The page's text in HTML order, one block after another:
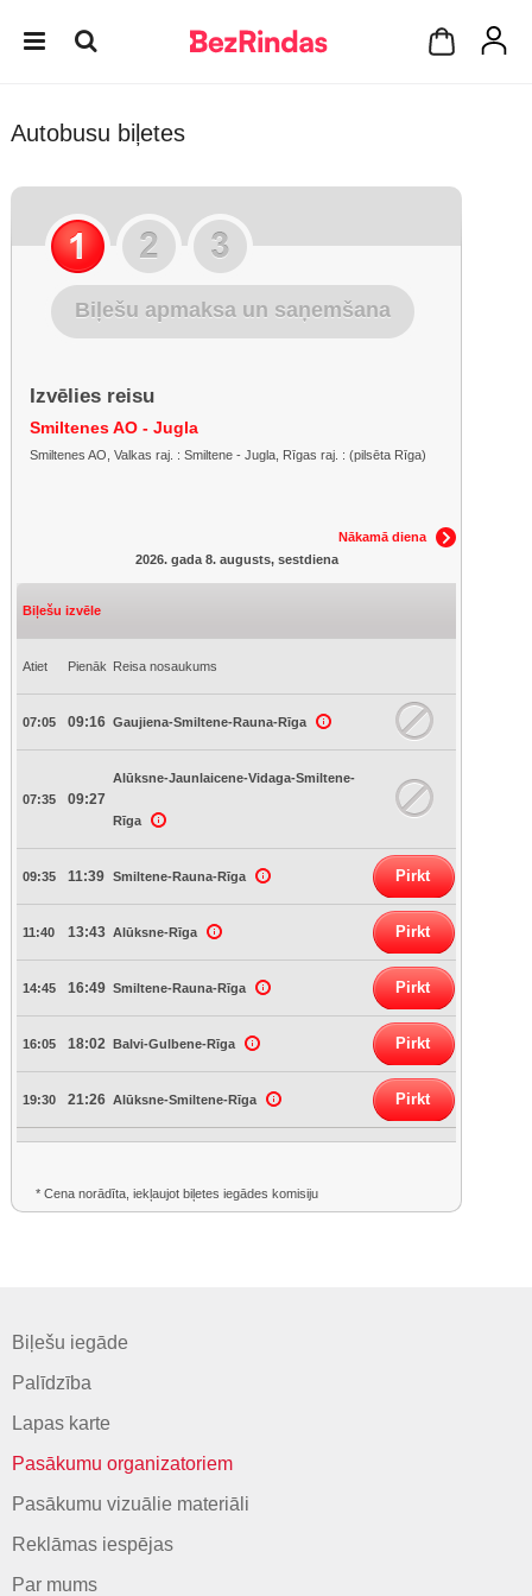
Autobusu biļetes
Biļešu apmaksa un saņemšana
Izvēlies reisu
Smiltenes AO - Jugla
Smiltenes AO, Valkas raj. : Smiltene - Jugla, Rīgas raj. : (pilsēta Rīga)
Nākamā diena
2026. gada 8. augusts, sestdiena
Biļešu izvēle
Atiet Pienāk Reisa nosaukums
07:05 09:16 Gaujiena-Smiltene-Rauna-Rīga
07:35 09:27
Alūksne-Jaunlaicene-Vidaga-Smiltene-
Rīga
09:35 11:39 Smiltene-Rauna-Rīga Pirkt
11:40 13:43 Alūksne-Rīga Pirkt
14:45 16:49 Smiltene-Rauna-Rīga Pirkt
16:05 18:02 Balvi-Gulbene-Rīga Pirkt
19:30 21:26 Alūksne-Smiltene-Rīga Pirkt
* Cena norādīta, iekļaujot biļetes iegādes komisiju
Biļešu iegāde
Palīdzība
Lapas karte
Pasākumu organizatoriem
Pasākumu vizuālie materiāli
Reklāmas iespējas
Par mums